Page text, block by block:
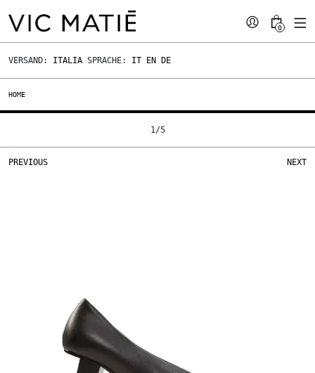
0
VERSAND: ITALIA SPRACHE: IT EN DE
HOME
PREVIOUS NEXT
1/5